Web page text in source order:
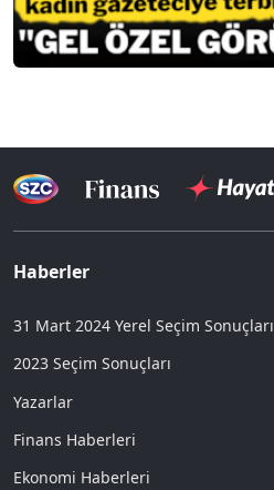
Haberler
31 Mart 2024 Yerel Seçim Sonuçları
2023 Seçim Sonuçları
Yazarlar
Finans Haberleri
Ekonomi Haberleri